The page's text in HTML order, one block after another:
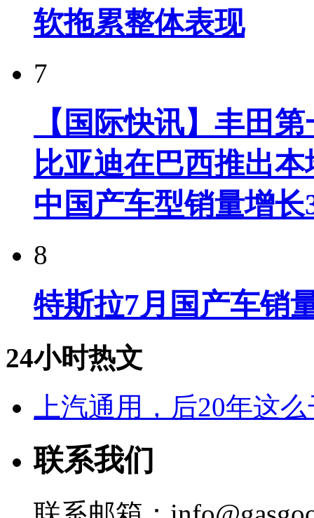
软拖累整体表现
7
【国际快讯】丰田
比亚迪在巴西推出
中国产车型销量增长
8
特斯拉7月国产车销
24小时热文
上汽通用，后20年这
联系我们